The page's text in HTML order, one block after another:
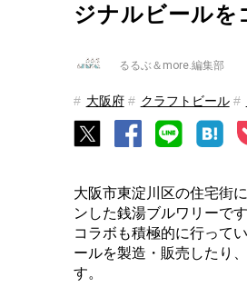
ジナルビールを
るるぶ＆more.編集部
大阪府 クラフトビール
大阪市東淀川区の住宅街
ンした銭湯ブルワリーで
コラボも積極的に行って
ールを製造・販売したり
す。